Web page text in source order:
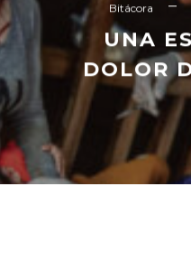
Bitácora
UNA
DOLOR